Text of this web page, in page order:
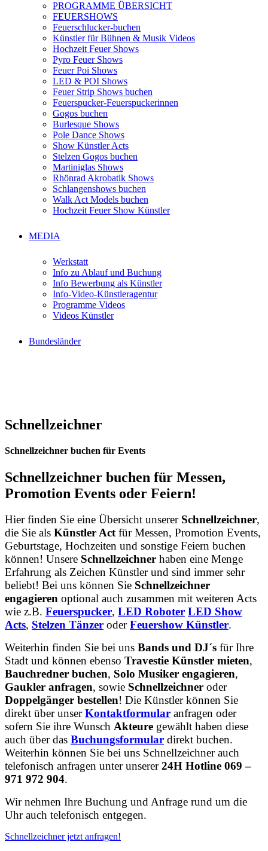
PROGRAMME ÜBERSICHT
FEUERSHOWS
Feuerschlucker-buchen
Künstler für Bühnen & Musik Videos
Hochzeit Feuer Shows
Pyro Feuer Shows
Feuer Poi Shows
LED & POI Shows
Feuer Strip Shows buchen
Feuerspucker-Feuerspuckerinnen
Gogos buchen
Burlesque Shows
Pole Dance Shows
Show Künstler Acts
Stelzen Gogos buchen
Martiniglas Shows
Rhönrad Akrobatik Shows
Schlangenshows buchen
Walk Act Models buchen
Hochzeit Feuer Show Künstler
MEDIA
Werkstatt
Info zu Ablauf und Buchung
Info Bewerbung als Künstler
Info-Video-Künstleragentur
Programme Videos
Videos Künstler
Bundesländer
Schnellzeichner
Schnellzeichner buchen für Events
Schnellzeichner buchen für Messen,
Promotion Events oder Feiern!
Hier finden Sie eine Übersicht unserer Schnellzeichner,
die Sie als Künstler Actfür Messen, Promotion Events,
Geburtstage, Hochzeiten und sonstige Feiern buchen
können! Unsere Schnellzeichner haben eine Menge
Erfahrung als Zeichen Künstler und sind immer sehr
beliebt! Bei uns können Sie Schnellzeichner
engagieren optional auch zusammen mit weiteren Acts
wie z.B. Feuerspucker, LED Roboter LED Show
Acts, Stelzen Tänzer oderFeuershow Künstler.
Weiterhin finden Sie bei uns Bands und DJ´s für Ihre
Stadt und können ebenso Travestie Künstler mieten,
Bauchredner buchen, Solo Musiker engagieren,
Gaukler anfragen, sowie Schnellzeichner oder
Doppelgänger bestellen! Die Künstler können Sie
direkt über unserKontaktformular anfragen oder
sofern Sie ihre Wunsch Akteure gewählt haben diese
auch über das Buchungsformular direkt buchen.
Weiterhin können Sie bei uns Schnellzeichner auch
telefonisch anfragen unter unserer24H Hotline 069 –
971 972 904.
Wir nehmen Ihre Buchung und Anfrage rund um die
Uhr auch telefonisch entgegen.
Schnellzeichner jetzt anfragen!